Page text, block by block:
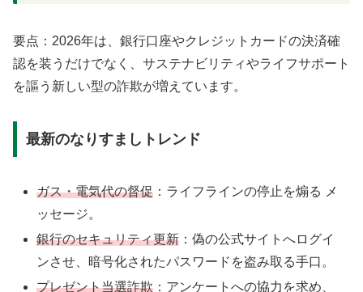
要点：2026年は、銀行口座やクレジットカードの決済確
認を装うだけでなく、サステナビリティやライフサポート
を謳う新しい型の詐欺が増えています。
最新のなりすましトレンド
ガス・電気代の督促 ：ライフラインの停止を煽る メ
ッセージ。
銀行のセキュリティ更新 ：偽の公式サイトへログイ
ンさせ、暗号化されたパスワードを盗み取る手口。
プレゼント当選詐欺 ：アンケートへの協力を求め、